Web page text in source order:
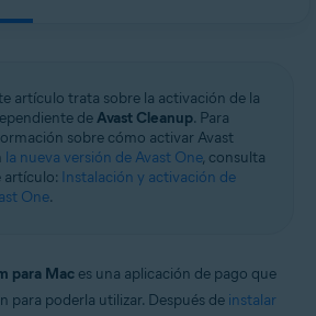
artículo trata sobre la activación de la
deAvast Cleanup. Para
sobre cómo activar Avast
la nueva versión de Avast One, consulta
artículo: Instalación y activación de
One.
para Mac es una aplicación de pago que
para poderla utilizar. Después de instalar